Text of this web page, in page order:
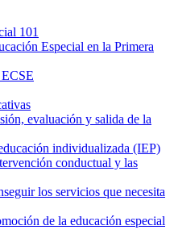
101
Especial en la Primera
evaluación y salida de la
individualizada (IEP)
conductual y las
los servicios que necesita
de la educación especial